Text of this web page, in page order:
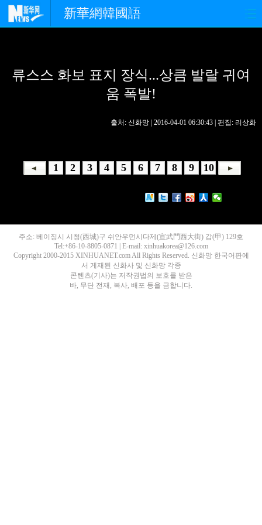
新華網韓國語
경제 사회 포토
핫 TV
생생 중국어
류스스 화보 표지 장식...상큼 발랄 귀여
움 폭발!
출처: 신화망 | 2016-04-01 06:30:43 | 편집: 리상화
1 2 3 4 5 6 7 8 9 10
주소: 베이징시 시청(西城)구 쉬안우먼시다제(宣武門西大街) 갑(甲) 129호
Tel:+86-10-8805-0871 | E-mail: xinhuakorea@126.com
Copyright 2000-2015 XINHUANET.com All Rights Reserved. 신화망 한국어판에
서 게재된 신화사 및 신화망 각종
콘텐츠(기사)는 저작권법의 보호를 받은
바, 무단 전재, 복사, 배포 등을 금합니다.